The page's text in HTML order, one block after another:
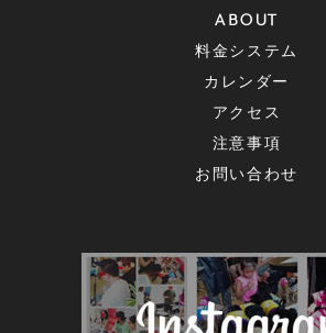
ABOUT
料金システム
カレンダー
アクセス
注意事項
お問い合わせ